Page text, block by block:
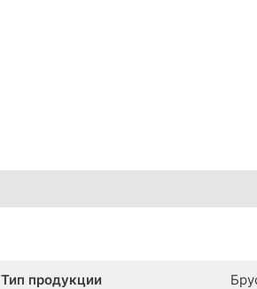
Тип продукции